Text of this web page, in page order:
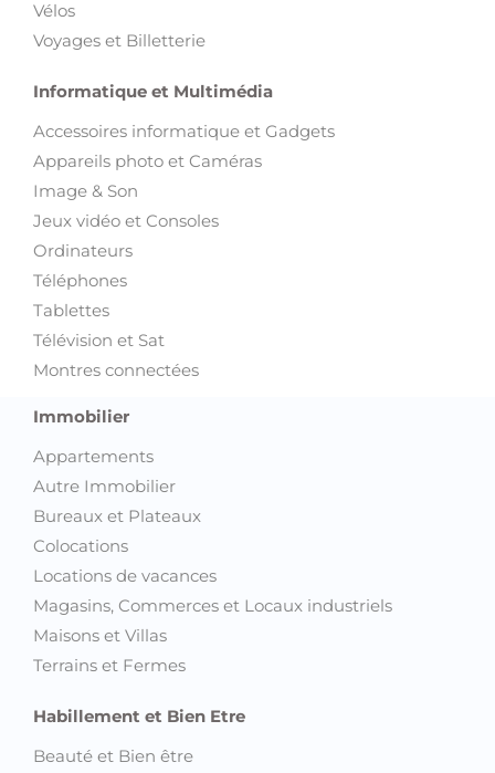
Vélos
Voyages et Billetterie
Informatique et Multimédia
Accessoires informatique et Gadgets
Appareils photo et Caméras
Image & Son
Jeux vidéo et Consoles
Ordinateurs
Téléphones
Tablettes
Télévision et Sat
Montres connectées
Immobilier
Appartements
Autre Immobilier
Bureaux et Plateaux
Colocations
Locations de vacances
Magasins, Commerces et Locaux industriels
Maisons et Villas
Terrains et Fermes
Habillement et Bien Etre
Beauté et Bien être